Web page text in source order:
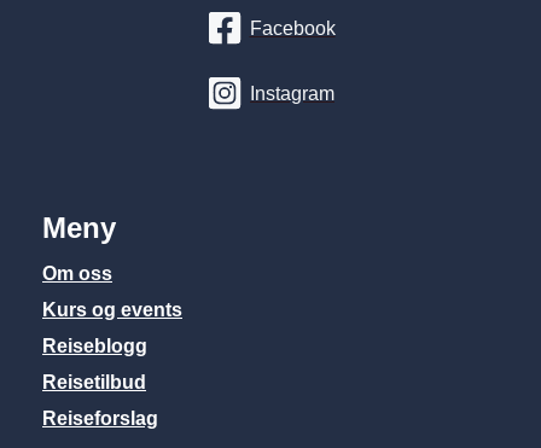
Facebook
Instagram
Meny
Om oss
Kurs og events
Reiseblogg
Reisetilbud
Reiseforslag